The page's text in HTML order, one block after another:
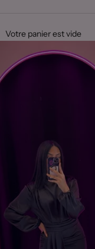
Votre panier est vide